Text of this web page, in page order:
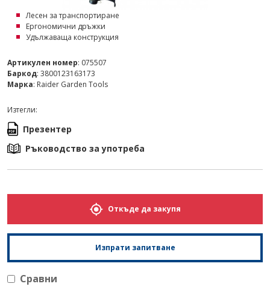
Лесен за транспортиране
Ергономични дръжки
Удължаваща конструкция
Артикулен номер: 075507
Баркод: 3800123163173
Марка: Raider Garden Tools
Изтегли:
Презентер
Ръководство за употреба
Откъде да закупя
Изпрати запитване
Сравни